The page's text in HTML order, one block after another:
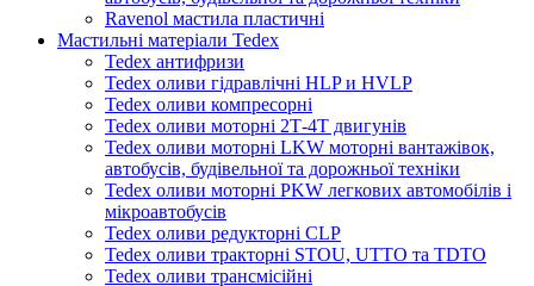
Ravenol мастила пластичні
Мастильні матеріали Tedex
Tedex антифризи
Tedex оливи гідравлічні HLP и HVLP
Tedex оливи компресорні
Tedex оливи моторні 2Т-4Т двигунів
Tedex оливи моторні LKW моторні вантажівок,
автобусів, будівельної та дорожньої техніки
Tedex оливи моторні PKW легкових автомобілів і
мікроавтобусів
Tedex оливи редукторні CLP
Tedex оливи тракторні STOU, UTTO та TDTO
Tedex оливи трансмісійні